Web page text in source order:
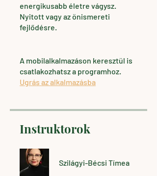
energikusabb életre vágysz.
Nyitott vagy az önismereti
fejlődésre.
A mobilalkalmazáson keresztül is
csatlakozhatsz a programhoz.
Ugrás az alkalmazásba
Instruktorok
Szilágyi-Bécsi Tímea